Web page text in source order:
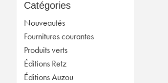
Catégories
Nouveautés
Fournitures courantes
Produits verts
Éditions Retz
Éditions Auzou